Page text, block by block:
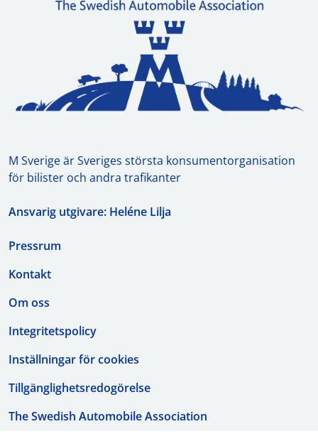
M Sverige är Sveriges största konsumentorganisation
för bilister och andra trafikanter
Ansvarig utgivare: Heléne Lilja
Pressrum
Kontakt
Om oss
Integritetspolicy
Inställningar för cookies
Tillgänglighetsredogörelse
The Swedish Automobile Association